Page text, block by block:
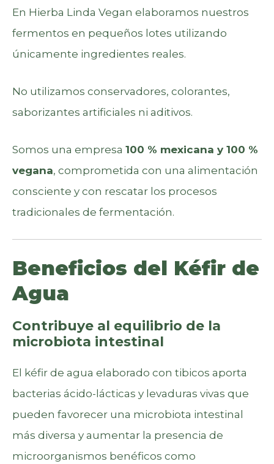
En Hierba Linda Vegan elaboramos nuestros
fermentos en pequeños lotes utilizando
únicamente ingredientes reales.
No utilizamos conservadores, colorantes,
saborizantes artificiales ni aditivos.
Somos una empresa 100 % mexicana y 100 %
vegana, comprometida con una alimentación
consciente y con rescatar los procesos
tradicionales de fermentación.
Beneficios del Kéfir de
Agua
Contribuye al equilibrio de la
microbiota intestinal
El kéfir de agua elaborado con tibicos aporta
bacterias ácido-lácticas y levaduras vivas que
pueden favorecer una microbiota intestinal
más diversa y aumentar la presencia de
microorganismos benéficos como